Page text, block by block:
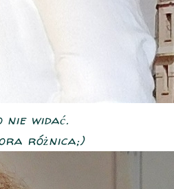
widać.
różnica;)